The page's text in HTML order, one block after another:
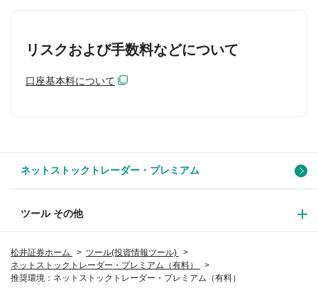
松井証券ホーム
ツール(投資情報ツール)
ネットストックトレーダー・プレミアム（有料）
推奨環境：ネットストックトレーダー・プレミアム（有料）
リスクおよび手数料などについて
口座基本料について
ネットストックトレーダー・プレミアム
ツール その他